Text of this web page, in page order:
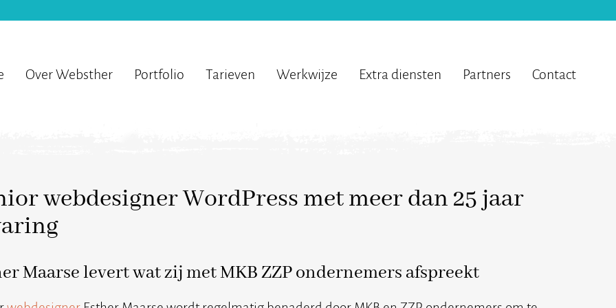
Over Websther Portfolio Tarieven Werkwijze Extra diensten Partners Contact
webdesigner WordPress met meer dan 25 jaar
Maarse levert wat zij met MKB ZZP ondernemers afspreekt